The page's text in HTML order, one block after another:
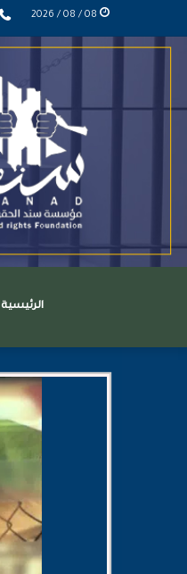
الرئيسية